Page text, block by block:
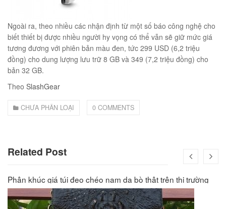
Ngoài ra, theo nhiều các nhận định từ một số báo công nghệ cho
biết thiết bị được nhiều người hy vọng có thể vẫn sẽ giữ mức giá
tương đương với phiên bản màu đen, tức 299 USD (6,2 triệu
đồng) cho dung lượng lưu trữ 8 GB và 349 (7,2 triệu đồng) cho
bản 32 GB.
Theo SlashGear
CHƯA PHÂN LOẠI 0 COMMENTS
Related Post
Phân khúc giá túi đeo chéo nam da bò thật trên thị trường